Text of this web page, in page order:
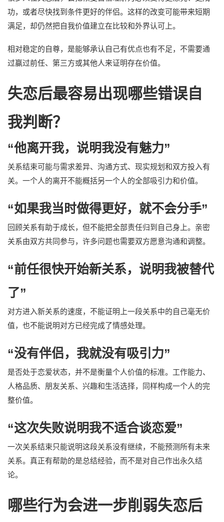
功，或者尽快找到条件更好的伴侣。这样的改变可能带来短期
满足，却仍然把自我价值建立在比较和外界认可上。
相对稳定的自尊，是能够承认自己有优点也有不足，不需要通
过赢过前任、第三方或其他人来证明存在价值。
失恋后最容易出现哪些错误自
我判断？
“他离开我，说明我没有魅力”
关系结束可能与需求差异、沟通方式、现实规划和双方投入有
关。一个人的离开不能概括另一个人的全部吸引力和价值。
“如果我当时做得更好，就不会分手”
回顾关系有助于成长，但不能把全部责任归到自己身上。亲密
关系由双方共同参与，许多问题也需要双方愿意沟通和调整。
“前任很快开始新关系，说明我被替代
了”
对方进入新关系的速度，不能证明上一段关系中的自己毫无价
值，也不能说明对方已经完成了情感处理。
“没有伴侣，我就没有吸引力”
是否处于恋爱状态，并不是衡量个人价值的标准。工作能力、
人格品质、朋友关系、兴趣和生活选择，同样构成一个人的完
整价值。
“这次失败说明我不适合谈恋爱”
一次关系结束只能说明这段关系没有继续，不能预测所有未来
关系。真正有帮助的是总结经验，而不是对自己作出永久结
论。
哪些行为会进一步削弱失恋后